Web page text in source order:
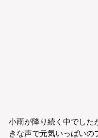
小雨が降り続く中でした
きな声で元気いっぱいの